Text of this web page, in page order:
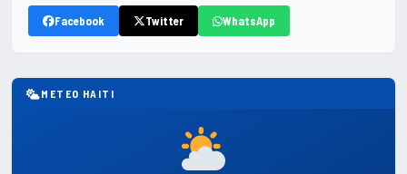
Facebook Twitter WhatsApp
METEO HAITI